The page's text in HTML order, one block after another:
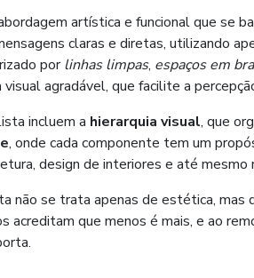
artística e funcional que se
claras e diretas, utilizando
porlinhas limpas, espaços em
visual agradável, que facilite a
incluem a hierarquia visual, que
, onde cada componente tem um
design de interiores e até mesmo
não se trata apenas de estética,
acreditam que menos é mais, e ao